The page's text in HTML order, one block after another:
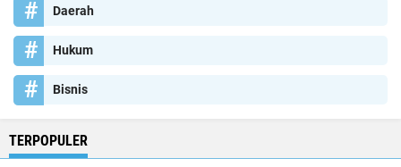
Daerah
Hukum
Bisnis
TERPOPULER